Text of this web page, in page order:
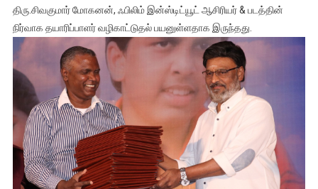
திரு.சிவகுமார் மோகனன், ஃபிலிம் இன்ஸ்டிட்யூட் ஆசிரியர் & படத்தின்
நிர்வாக தயாரிப்பாளர் வழிகாட்டுதல் பயனுள்ளதாக இருந்தது.